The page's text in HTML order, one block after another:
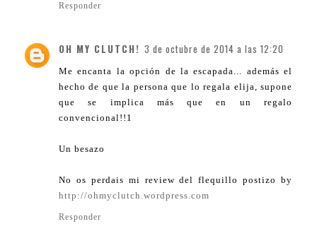
Responder
OH MY CLUTCH! 3 de octubre de 2014 a las 12:20
Me encanta la opción de la escapada... además el
hecho de que la persona que lo regala elija, supone
que se implica más que en un regalo
convencional!!1
Un besazo
No os perdais mi review del flequillo postizo by
http://ohmyclutch.wordpress.com
Responder